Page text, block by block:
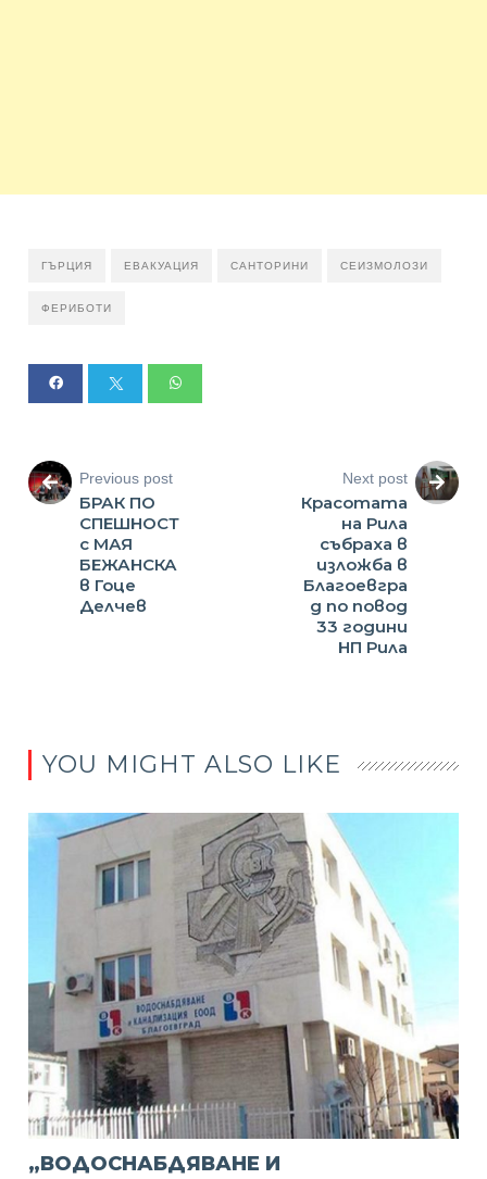
ГЪРЦИЯ ЕВАКУАЦИЯ САНТОРИНИ СЕИЗМОЛОЗИ
ФЕРИБОТИ
Previous post
БРАК ПО
СПЕШНОСТ
с МАЯ
БЕЖАНСКА
в Гоце
Делчев
Next post
Красотата
на Рила
събраха в
изложба в
Благоевгра
д по повод
33 години
НП Рила
YOU MIGHT ALSO LIKE
„ВОДОСНАБДЯВАНЕ И